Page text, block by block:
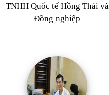
TNHH Quốc tế Hồng Thái và
Đồng nghiệp